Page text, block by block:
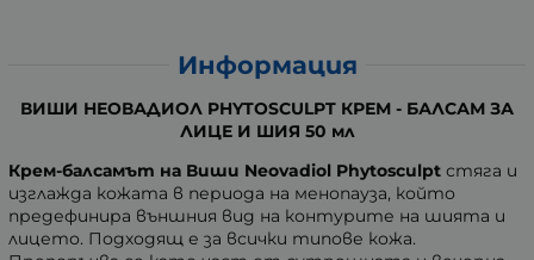
Информация
ВИШИ НЕОВАДИОЛ PHYTOSCULPT КРЕМ - БАЛСАМ ЗА
ЛИЦЕ И ШИЯ 50 мл
Крем-балсамът на Виши Neovadiol Phytosculpt стяга и
изглажда кожата в периода на менопауза, който
предефинира външния вид на контурите на шията и
лицето. Подходящ е за всички типове кожа.